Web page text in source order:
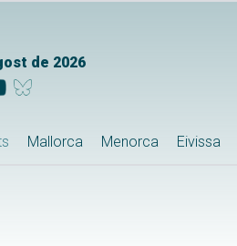
de 2026
Mallorca Menorca Eivissa